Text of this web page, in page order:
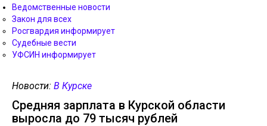
Ведомственные новости
Закон для всех
Росгвардия информирует
Судебные вести
УФСИН информирует
Новости: В Курске
Средняя зарплата в Курской области
выросла до 79 тысяч рублей